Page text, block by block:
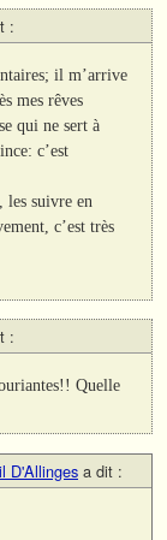
:
il m’arrive
mes rêves
qui ne sert à
c’est
les suivre en
c’est très
:
Quelle
D'Allinges a dit :